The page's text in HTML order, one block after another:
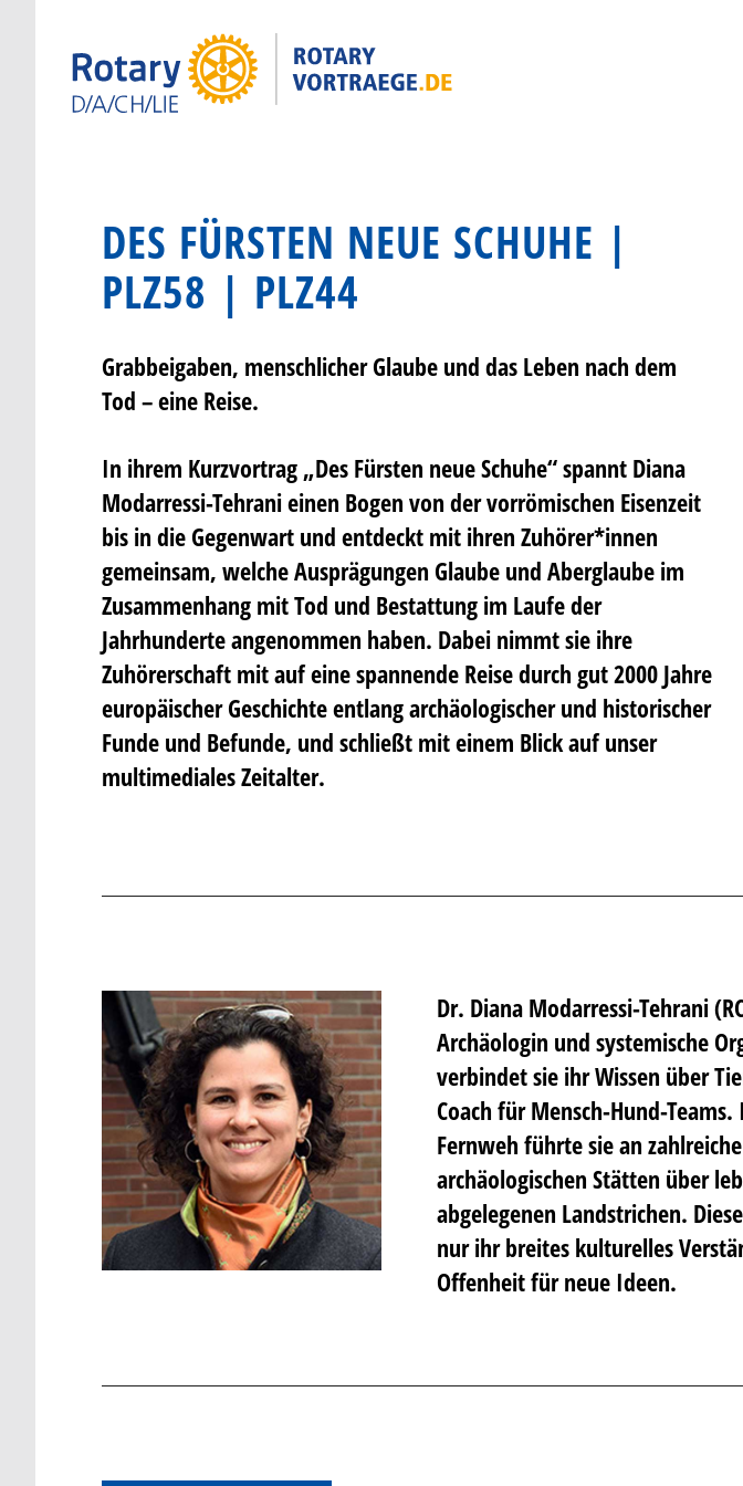
DES FÜRSTEN NEUE SCHUHE |
PLZ58 | PLZ44
Grabbeigaben, menschlicher Glaube und das Leben nach dem
Tod – eine Reise.
In ihrem Kurzvortrag „Des Fürsten neue Schuhe“ spannt Diana
Modarressi-Tehrani einen Bogen von der vorrömischen Eisenzeit
bis in die Gegenwart und entdeckt mit ihren Zuhörer*innen
gemeinsam, welche Ausprägungen Glaube und Aberglaube im
Zusammenhang mit Tod und Bestattung im Laufe der
Jahrhunderte angenommen haben. Dabei nimmt sie ihre
Zuhörerschaft mit auf eine spannende Reise durch gut 2000 Jahre
europäischer Geschichte entlang archäologischer und historischer
Funde und Befunde, und schließt mit einem Blick auf unser
multimediales Zeitalter.
Dr. Diana Modarressi-Tehrani
Archäologin und systemische
verbindet sie ihr Wissen über
Coach für Mensch-Hund-
Fernweh führte sie an
archäologischen Stätten über
abgelegenen Landstrichen.
nur ihr breites kulturelles
Offenheit für neue Ideen.